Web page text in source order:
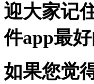
迎大家记
件app最好
如果您觉